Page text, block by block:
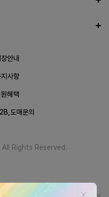
안내
지사항
혜택
도매문의
Rights Reserved.
거래를 통한 정품만을 취급합니